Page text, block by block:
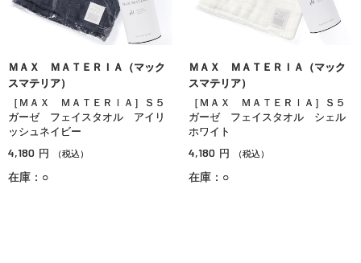
ＭＡＸ ＭＡＴＥＲＩＡ（マック
スマテリア）
［ＭＡＸ ＭＡＴＥＲＩＡ］Ｓ５
ガーゼ フェイスタオル アイリ
ッシュネイビー
4,180 円 （税込）
在庫：○
ＭＡＸ ＭＡＴＥＲＩＡ（マック
スマテリア）
［ＭＡＸ ＭＡＴＥＲＩＡ］Ｓ５
ガーゼ フェイスタオル シェル
ホワイト
4,180 円 （税込）
在庫：○